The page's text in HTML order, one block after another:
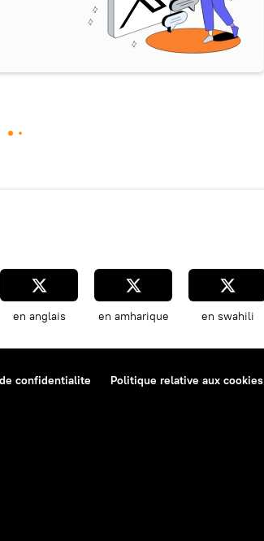
en anglais en amharique en swahili
confidentialite Politique relative aux cookies